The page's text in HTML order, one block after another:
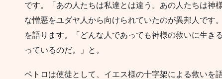
です。「あの人たちは私達とは違う。あの人たちは神
な憎悪をユダヤ人から向けられていたのが異邦人です
を語ります。「どんな人であっても神様の救いに生き
っているのだ。」と。
ペトロは使徒として、イエス様の十字架による救いを